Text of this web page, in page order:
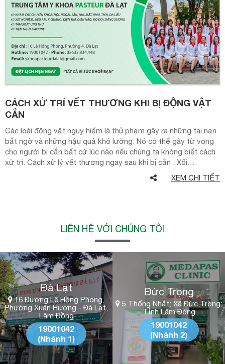
CÁCH XỬ TRÍ VẾT THƯƠNG KHI BỊ ĐỘNG VẬT
CẮN
Các loài động vật nguy hiểm là thủ phạm gây ra những tai nạn
bất ngờ và những hậu quả khó lường. Nó có thể gây từ vong
cho người bị cắn bất cứ lúc nào nếu chúng ta không biết cách
xử trí. Cách xử lý vết thương ngay sau khi bị cắn : Xối…
XEM CHI TIẾT
LIÊN HỆ VỚI CHÚNG TÔI
Đà Lạt
16 Đường Lê Hồng Phong,
Phường Xuân Hương - Đà Lạt,
Lâm Đồng
19001042
(Nhánh 1)
Đức Trọng
5 Thống Nhất; Xã Đức Trọng;
Tỉnh Lâm Đồng
19001042
(Nhánh 2)